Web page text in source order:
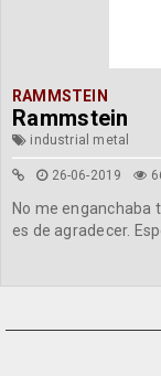
RAMMSTEIN
Rammstein
industrial metal
26-06-2019
No me enganchaba
es de agradecer.